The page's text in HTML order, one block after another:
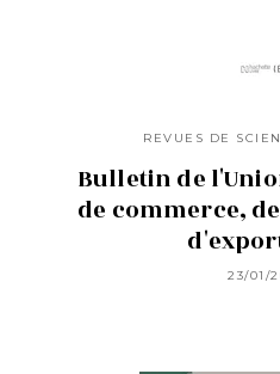
REVUES DE
Bulletin de
de commerce,
23/01/